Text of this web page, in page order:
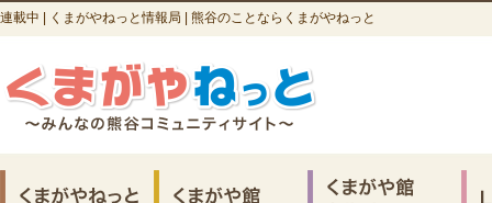
連載中 | くまがやねっと情報局 | 熊谷のことならくまがやねっと